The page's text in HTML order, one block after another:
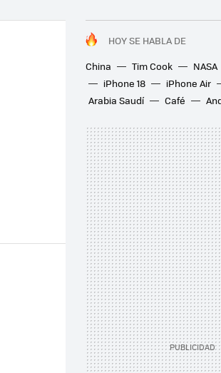
HOY SE HABLA DE
China
Tim Cook NASA
iPhone 18
iPhone Air
Arabia Saudí
Café